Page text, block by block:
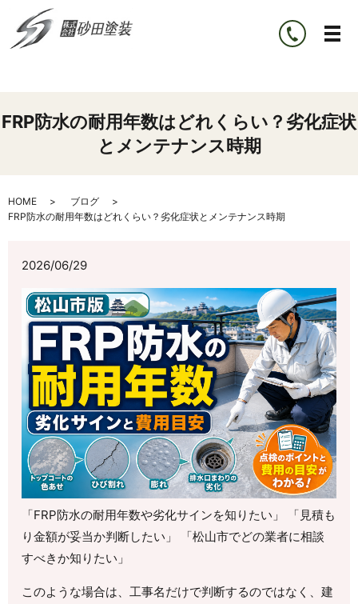
FRP防水の耐用年数はどれくらい？劣化症状
とメンテナンス時期
HOME
ブログ
FRP防水の耐用年数はどれくらい？劣化症状とメンテナンス時期
2026/06/29
「FRP防水の耐用年数や劣化サインを知りたい」 「見積も
り金額が妥当か判断したい」 「松山市でどの業者に相談
すべきか知りたい」
このような場合は、工事名だけで判断するのではなく、建